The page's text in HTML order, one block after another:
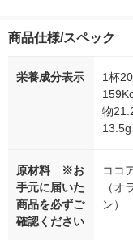
商品仕様/スペック
栄養成分表示
1杯
物
原材料 ※お
手元に届いた
商品を必ずご
確認ください
ココ
（オ
ン）